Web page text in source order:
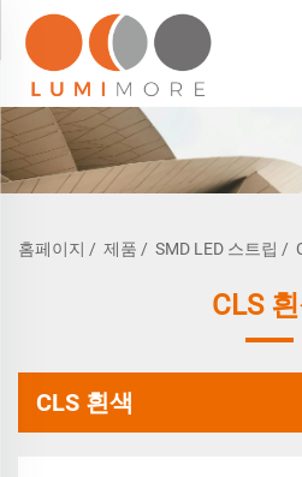
홈페이지 / 제품 / SMD LED 스트립 /
CLS
CLS 흰색